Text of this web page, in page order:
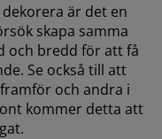
är det en
skapa samma
och bredd för att få
Se också till att
och andra i
kommer detta att